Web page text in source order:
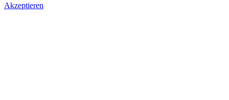
Akzeptieren